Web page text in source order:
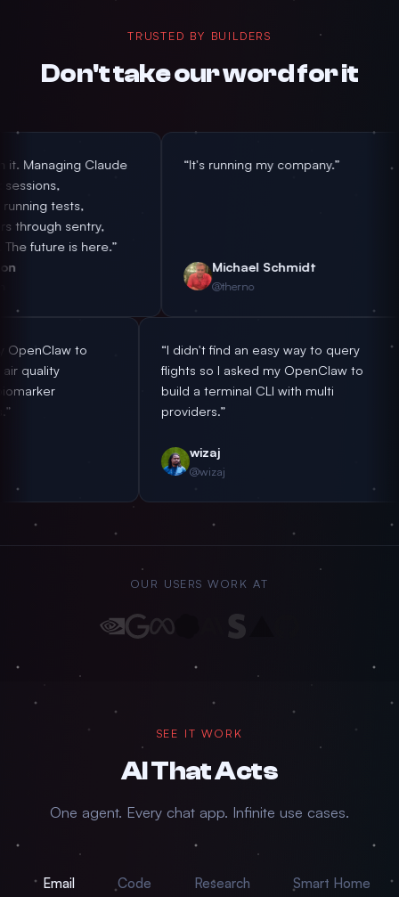
TRUSTED BY BUILDERS
Don't take our word for it
Claude
here.”
“It's running my company.”
Michael Schmidt
@therno
off to my OpenClaw to
my room's air quality
to my biomarker
goals.”
“I didn't find an easy way
flights so I asked my
build a terminal CLI with
OUR USERS WORK AT
SEE IT WORK
AI ThatActs
One agent. Every chat app. Infinite use cases.
Email Code Research Smart Home